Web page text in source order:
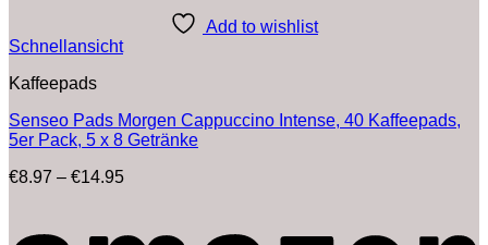
Add to wishlist
Schnellansicht
Kaffeepads
Senseo Pads Morgen Cappuccino Intense, 40 Kaffeepads,
5er Pack, 5 x 8 Getränke
€8.97 – €14.95Preisspanne:
€14.95